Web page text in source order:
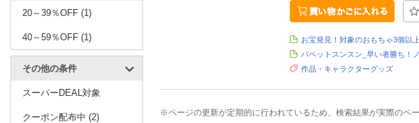
20～39％OFF (1)
40～59％OFF (1)
その他の条件
スーパーDEAL対象
クーポン配布中 (2)
お宝発見！対象のおもちゃ3個以
パペットスンスン_早い者勝ち！
作品・キャラクターグッズ
※ページの更新が定期的に行われているため、検索結果が実際のペ